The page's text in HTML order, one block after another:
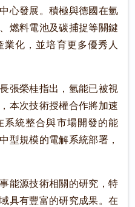
心發展。積極與德國在氫
燃料電池及碳捕捉等關鍵
化，並培育更多優秀人
張榮桂指出，氫能已被視
本次技術授權合作將加速
系統整合與市場開發的能
型規模的電解系統部署，
能源技術相關的研究，特
具有豐富的研究成果。在